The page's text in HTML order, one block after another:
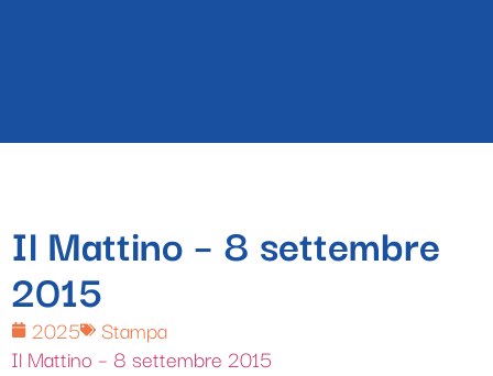
Il Mattino – 8 settembre
2015
2025
Stampa
Il Mattino – 8 settembre 2015